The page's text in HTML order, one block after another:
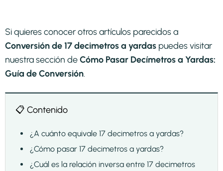
Si quieres conocer otros artículos parecidos a
Conversión de 17 decimetros a yardas puedes visitar
nuestra sección deCómo Pasar Decímetros a Yardas:
Guía de Conversión.
📋 Contenido
¿A cuánto equivale 17 decimetros a yardas?
¿Cómo pasar 17 decimetros a yardas?
¿Cuál es la relación inversa entre 17 decimetros